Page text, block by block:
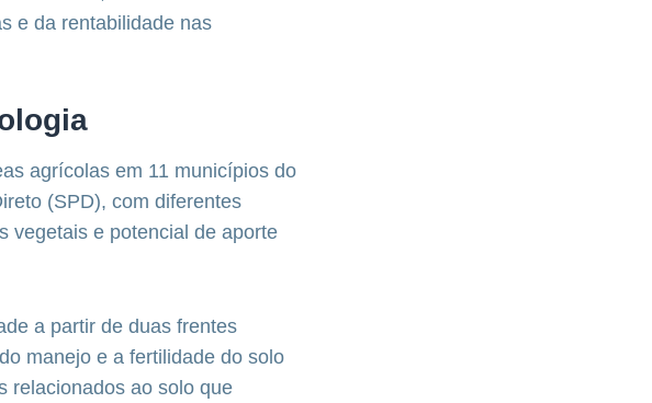
e da rentabilidade nas
agrícolas em 11 municípios do
(SPD), com diferentes
vegetais e potencial de aporte
a partir de duas frentes
manejo e a fertilidade do solo
relacionados ao solo que